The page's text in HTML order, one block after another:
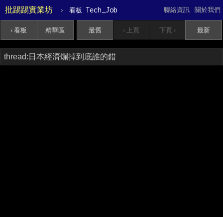
批踢踢實業坊 › 看板 Tech_Job 關於我們
聯絡資訊
‹ 看板 精華區 最舊 ‹ 上頁 下頁 › 最新